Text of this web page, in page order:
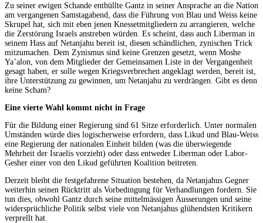
Zu seiner ewigen Schande enthüllte Gantz in seiner Ansprache an die Nation
am vergangenen Samstagabend, dass die Führung von Blau und Weiss keine
Skrupel hat, sich mit eben jenen Knessetmitgliedern zu arrangieren, welche
die Zerstörung Israels anstreben würden. Es scheint, dass auch Liberman in
seinem Hass auf Netanjahu bereit ist, diesen schändlichen, zynischen Trick
mitzumachen. Dem Zynismus sind keine Grenzen gesetzt, wenn Moshe
Ya’alon, von dem Mitglieder der Gemeinsamen Liste in der Vergangenheit
gesagt haben, er solle wegen Kriegsverbrechen angeklagt werden, bereit ist,
ihre Unterstützung zu gewinnen, um Netanjahu zu verdrängen. Gibt es denn
keine Scham?
Eine vierte Wahl kommt nicht in Frage
Für die Bildung einer Regierung sind 61 Sitze erforderlich. Unter normalen
Umständen würde dies logischerweise erfordern, dass Likud und Blau-Weiss
eine Regierung der nationalen Einheit bilden (was die überwiegende
Mehrheit der Israelis vorzieht) oder dass entweder Liberman oder Labor-
Gesher einer von den Likud geführten Koalition beitreten.
Derzeit bleibt die festgefahrene Situation bestehen, da Netanjahus Gegner
weiterhin seinen Rücktritt als Vorbedingung für Verhandlungen fordern. Sie
tun dies, obwohl Gantz durch seine mittelmässigen Äusserungen und seine
widersprüchliche Politik selbst viele von Netanjahus glühendsten Kritikern
verprellt hat.